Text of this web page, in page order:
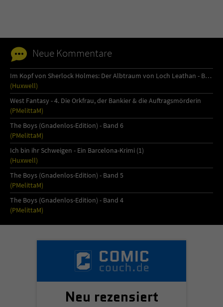
Neue Kommentare
Im Kopf von Sherlock Holmes: Der Albtraum von Loch Leathan - Buch 1
(Huxwell)
West Fantasy - 4. Die Orkfrau, der Bankier & die Auftragsmörderin
(PMelittaM)
The Boys (Gnadenlos-Edition) - Band 6
(PMelittaM)
Ich bin ihr Schweigen - Ein Barcelona-Krimi (1)
(Huxwell)
The Boys (Gnadenlos-Edition) - Band 5
(PMelittaM)
The Boys (Gnadenlos-Edition) - Band 4
(PMelittaM)
Neu rezensiert